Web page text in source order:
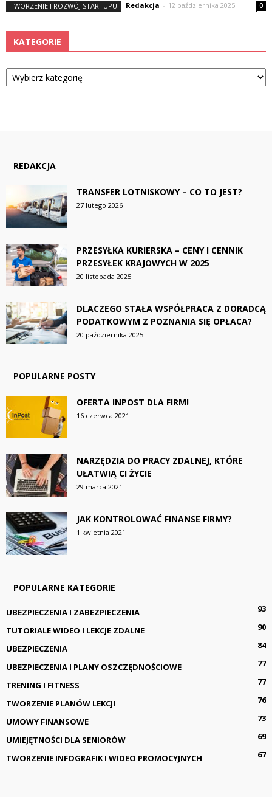
TWORZENIE I ROZWÓJ STARTUPU Redakcja - 12 października 2025 0
KATEGORIE
Kategorie
REDAKCJA
TRANSFER LOTNISKOWY – CO TO JEST?
27 lutego 2026
PRZESYŁKA KURIERSKA – CENY I CENNIK
PRZESYŁEK KRAJOWYCH W 2025
20 listopada 2025
DLACZEGO STAŁA WSPÓŁPRACA Z DORADCĄ
PODATKOWYM Z POZNANIA SIĘ OPŁACA?
20 października 2025
POPULARNE POSTY
OFERTA INPOST DLA FIRM!
16 czerwca 2021
NARZĘDZIA DO PRACY ZDALNEJ, KTÓRE
UŁATWIĄ CI ŻYCIE
29 marca 2021
JAK KONTROLOWAĆ FINANSE FIRMY?
1 kwietnia 2021
POPULARNE KATEGORIE
UBEZPIECZENIA I ZABEZPIECZENIA
93
TUTORIALE WIDEO I LEKCJE ZDALNE
90
UBEZPIECZENIA
84
UBEZPIECZENIA I PLANY OSZCZĘDNOŚCIOWE
77
TRENING I FITNESS
77
TWORZENIE PLANÓW LEKCJI
76
UMOWY FINANSOWE
73
UMIEJĘTNOŚCI DLA SENIORÓW
69
TWORZENIE INFOGRAFIK I WIDEO PROMOCYJNYCH
67